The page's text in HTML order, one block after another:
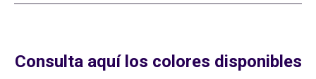
Consulta aquí los colores disponibles